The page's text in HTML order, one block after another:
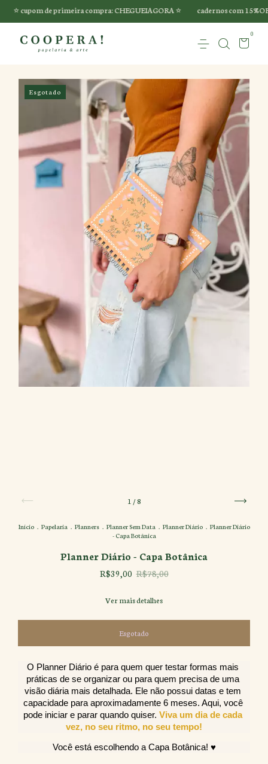
de primeira compra: CHEGUEIAGORA ⭐️ cadernos com 15%OFF 🏷️
0
Esgotado
1 /8
Início . Papelaria . Planners . Planner Sem Data . Planner Diário . Planner Diário
- Capa Botânica
Planner Diário - Capa Botânica
R$39,00 R$78,00
Ver mais detalhes
O Planner Diário é para quem quer testar formas mais
práticas de se organizar ou para quem precisa de uma
visão diária mais detalhada. Ele não possui datas e tem
capacidade para aproximadamente 6 meses. Aqui, você
pode iniciar e parar quando quiser. Viva um dia de cada
vez, no seu ritmo, no seu tempo!
Você está escolhendo a Capa Botânica! ♥